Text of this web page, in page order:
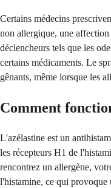
Certains médecins
non allergique, une
déclencheurs tels que les
certains médicaments. Le
gênants, même lorsque les
Comment
L'azélastine est un
les récepteurs H1 de
rencontrez un allergène,
l'histamine, ce qui